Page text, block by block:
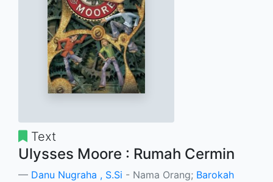
Text
Ulysses Moore : Rumah Cermin
Danu Nugraha , S.Si - Nama Orang; Barokah